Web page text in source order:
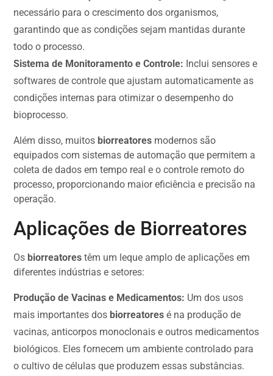
necessário para o crescimento dos organismos,
garantindo que as condições sejam mantidas durante
todo o processo.
Sistema de Monitoramento e Controle: Inclui sensores e
softwares de controle que ajustam automaticamente as
condições internas para otimizar o desempenho do
bioprocesso.
Além disso, muitos biorreatores modernos são
equipados com sistemas de automação que permitem a
coleta de dados em tempo real e o controle remoto do
processo, proporcionando maior eficiência e precisão na
operação.
Aplicações de Biorreatores
Os biorreatores têm um leque amplo de aplicações em
diferentes indústrias e setores:
Produção de Vacinas e Medicamentos: Um dos usos
mais importantes dos biorreatores é na produção de
vacinas, anticorpos monoclonais e outros medicamentos
biológicos. Eles fornecem um ambiente controlado para
o cultivo de células que produzem essas substâncias.